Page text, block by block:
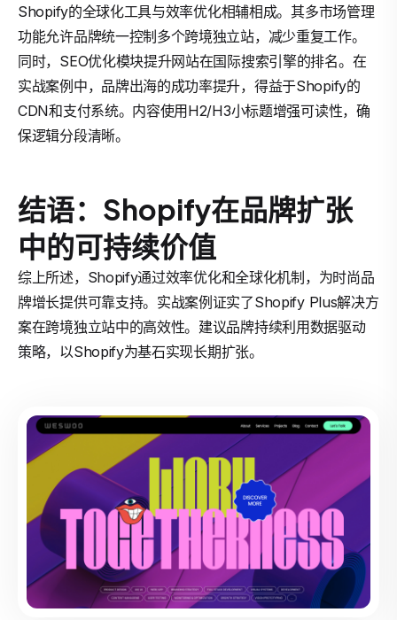
Shopify的全球化工具与效率优化相辅相成。其多市场管理
功能允许品牌统一控制多个跨境独立站，减少重复工作。
同时，SEO优化模块提升网站在国际搜索引擎的排名。在
实战案例中，品牌出海的成功率提升，得益于Shopify的
CDN和支付系统。内容使用H2/H3小标题增强可读性，确
保逻辑分段清晰。
结语：Shopify在品牌扩张
中的可持续价值
综上所述，Shopify通过效率优化和全球化机制，为时尚品
牌增长提供可靠支持。实战案例证实了Shopify Plus解决方
案在跨境独立站中的高效性。建议品牌持续利用数据驱动
策略，以Shopify为基石实现长期扩张。